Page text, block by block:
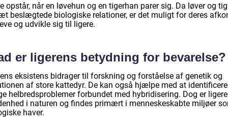
opstår, når en løvehun og en tigerhan parer sig. Da løver og
beslægtede biologiske relationer, er det muligt for deres
og udvikle sig til ligere.
er ligerens betydning for bevarelse?
eksistens bidrager til forskning og forståelse af genetik og
af store kattedyr. De kan også hjælpe med at identificere
helbredsproblemer forbundet med hybridisering. Dog er
i naturen og findes primært i menneskeskabte miljøer
haver.